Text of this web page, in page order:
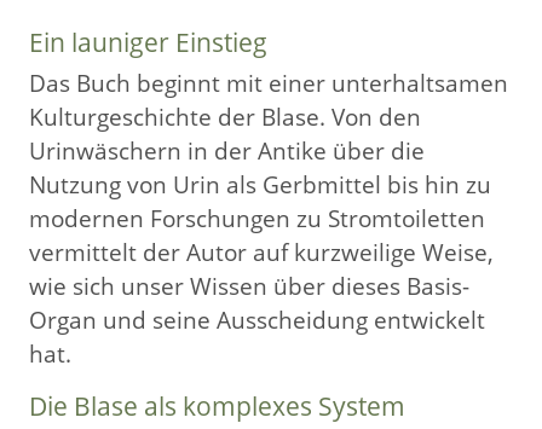
Ein launiger Einstieg
Das Buch beginnt mit einer unterhaltsamen
Kulturgeschichte der Blase. Von den
Urinwäschern in der Antike über die
Nutzung von Urin als Gerbmittel bis hin zu
modernen Forschungen zu Stromtoiletten
vermittelt der Autor auf kurzweilige Weise,
wie sich unser Wissen über dieses Basis-
Organ und seine Ausscheidung entwickelt
hat.
Die Blase als komplexes System